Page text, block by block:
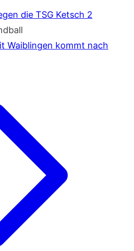
die TSG Ketsch 2
Waiblingen kommt nach